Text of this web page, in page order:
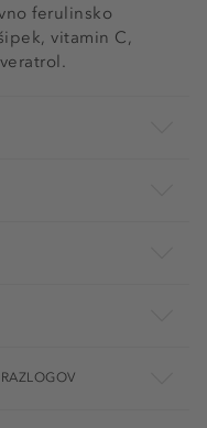
ferulinsko
vitamin C,